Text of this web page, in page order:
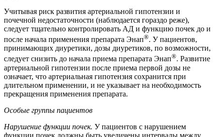
Учитывая риск развития артериальной гипотензии и
почечной недостаточности (наблюдается гораздо реже),
следует тщательно контролировать АД и функцию почек до и
после начала применения препарата Энап®. У пациентов,
принимающих диуретики, дозы диуретиков, по возможности,
следует снизить до начала приема препарата Энап®. Развитие
артериальной гипотензии после приема первой дозы не
означает, что артериальная гипотензия сохранится при
длительном применении, и не указывает на необходимость
прекращения применения препарата.
Особые группы пациентов
Нарушение функции почек. У пациентов с нарушением
функции почек должны быть увеличены интервалы между